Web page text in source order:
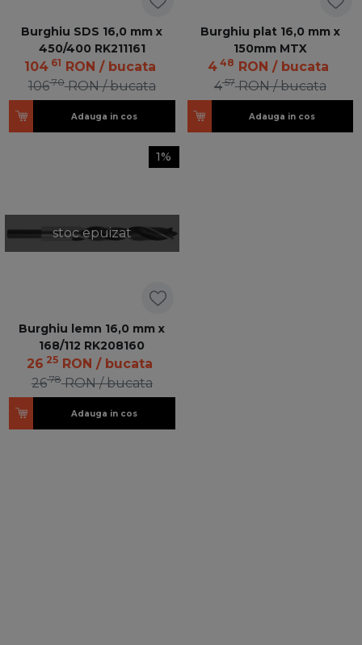
Burghiu SDS 16,0 mm x
450/400 RK211161
104 61 RON / bucata
10670 RON / bucata
Adauga in cos
Burghiu plat 16,0 mm x
150mm MTX
4 48 RON / bucata
457 RON / bucata
Adauga in cos
stoc epuizat
1%
Burghiu lemn 16,0 mm x
168/112 RK208160
26 25 RON / bucata
2678 RON / bucata
Adauga in cos